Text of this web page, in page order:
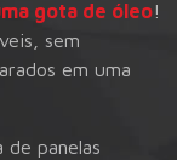
gota de óleo!
sem
em uma
de panelas